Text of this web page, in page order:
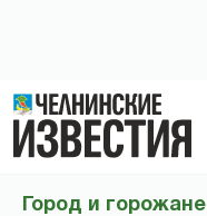
Город и горожане